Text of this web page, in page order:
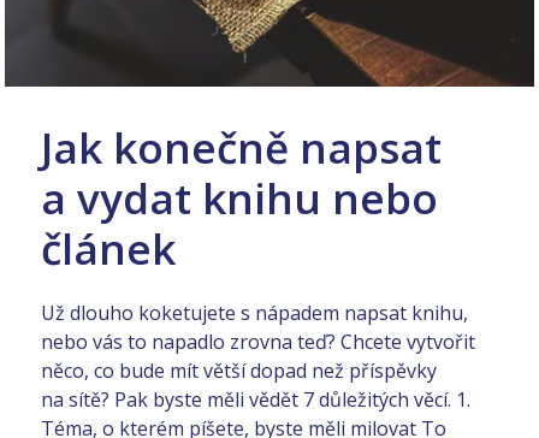
Jak konečně napsat
a vydat knihu nebo
článek
Už dlouho koketujete s nápadem napsat knihu,
nebo vás to napadlo zrovna teď? Chcete vytvořit
něco, co bude mít větší dopad než příspěvky
na sítě? Pak byste měli vědět 7 důležitých věcí. 1.
Téma, o kterém píšete, byste měli milovat To